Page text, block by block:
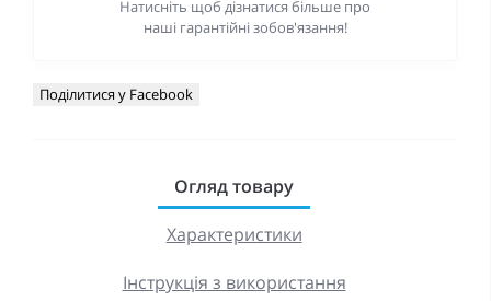
Натисніть щоб дізнатися більше про
наші гарантійні зобов'язання!
Поділитися у Facebook
Огляд товару
Характеристики
Інструкція з використання